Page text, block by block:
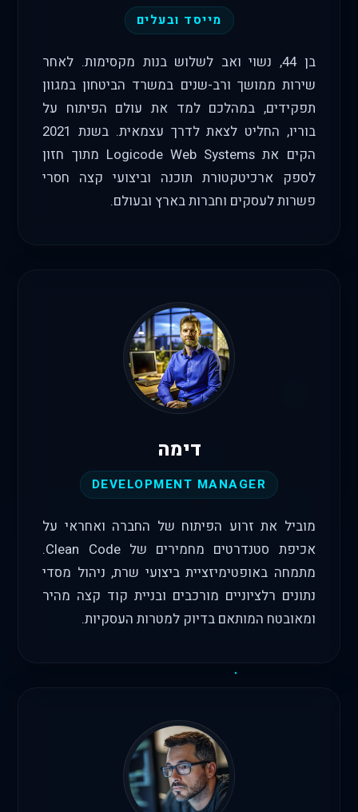
מייסד ובעלים
בן 44, נשוי ואב לשלוש בנות מקסימות. לאחר
שירות ממושך ורב-שנים במשרד הביטחון במגוון
תפקידים, במהלכם למד את עולם הפיתוח על
בוריו, החליט לצאת לדרך עצמאית. בשנת 2021
הקים את Logicode Web Systems מתוך חזון
לספק ארכיטקטורת תוכנה וביצועי קצה חסרי
פשרות לעסקים וחברות בארץ ובעולם.
דימה
DEVELOPMENT MANAGER
מוביל את זרוע הפיתוח של החברה ואחראי על
אכיפת סטנדרטים מחמירים של Clean Code.
מתמחה באופטימיזציית ביצועי שרת, ניהול מסדי
נתונים רלציוניים מורכבים ובניית קוד קצה מהיר
ומאובטח המותאם בדיוק למטרות העסקיות.